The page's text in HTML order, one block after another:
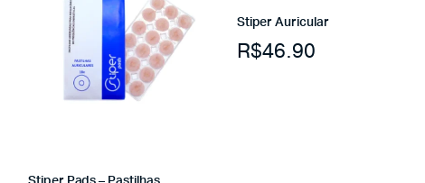
Stiper Auricular
R$46.90